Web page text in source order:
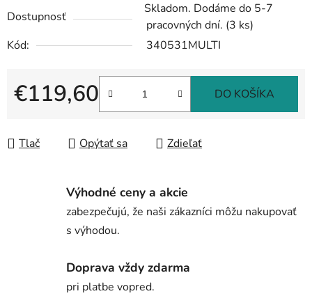
Dostupnosť
Skladom. Dodáme do 5-7
pracovných dní. (3 ks)
Kód:
340531MULTI
€119,60 DO KOŠÍKA
Tlač Opýtať sa Zdieľať
Výhodné ceny a akcie
zabezpečujú, že naši zákazníci môžu nakupovať
s výhodou.
Doprava vždy zdarma
pri platbe vopred.